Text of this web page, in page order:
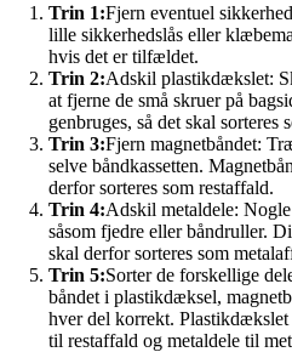
Trin 1:Fjern eventuel
lille sikkerhedslås eller
hvis det er tilfældet.
Trin 2:Adskil plastikdækslet:
at fjerne de små skruer på
genbruges, så det skal sorteres
Trin 3:Fjern magnetbåndet:
selve båndkassetten.
derfor sorteres som restaffald.
Trin 4:Adskil metaldele:
såsom fjedre eller båndruller.
skal derfor sorteres som
Trin 5:Sorter de forskellige
båndet i plastikdæksel,
hver del korrekt.
til restaffald og metaldele til